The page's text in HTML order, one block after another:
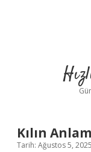
Kılın
Tarih: Ağustos 5, 2025